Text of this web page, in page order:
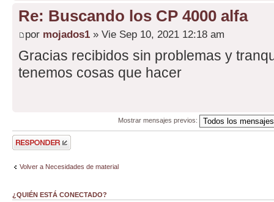
Re: Buscando los CP 4000 alfa
por mojados1 » Vie Sep 10, 2021 12:18 am
Gracias recibidos sin problemas y
tenemos cosas que hacer
Mostrar mensajes previos:
Publicar una
respuesta
Volver a Necesidades de material
¿QUIÉN ESTÁ CONECTADO?